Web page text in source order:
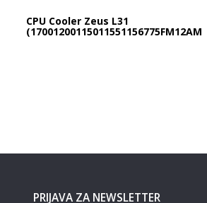
CPU Cooler Zeus L31
PRIJAVA ZA NEWSLETTER